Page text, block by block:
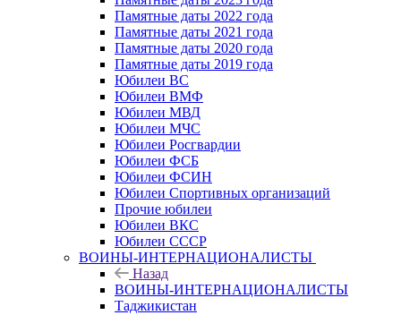
Памятные даты 2022 года
Памятные даты 2021 года
Памятные даты 2020 года
Памятные даты 2019 года
Юбилеи ВС
Юбилеи ВМФ
Юбилеи МВД
Юбилеи МЧС
Юбилеи Росгвардии
Юбилеи ФСБ
Юбилеи ФСИН
Юбилеи Спортивных организаций
Прочие юбилеи
Юбилеи ВКС
Юбилеи СССР
ВОИНЫ-ИНТЕРНАЦИОНАЛИСТЫ
Назад
ВОИНЫ-ИНТЕРНАЦИОНАЛИСТЫ
Таджикистан